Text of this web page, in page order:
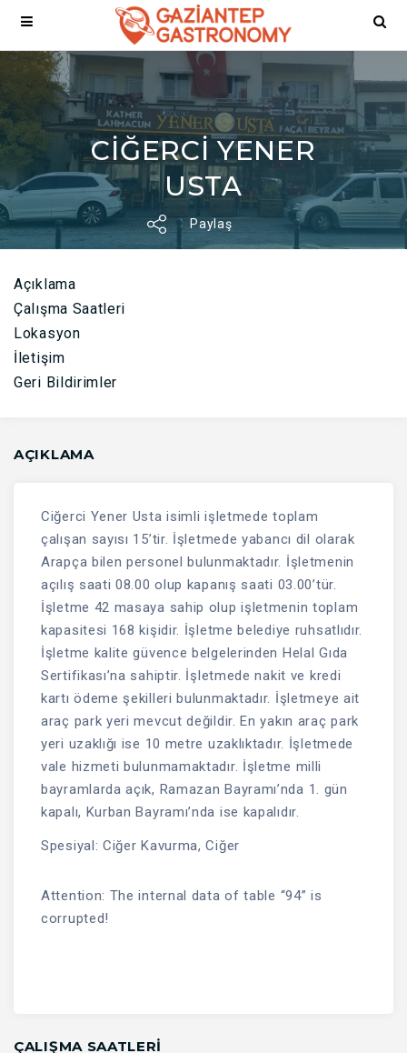
CİĞERCİ YENER
USTA
Paylaş
Açıklama
Çalışma Saatleri
Lokasyon
İletişim
Geri Bildirimler
AÇIKLAMA
Ciğerci Yener Usta isimli işletmede toplam
çalışan sayısı 15’tir. İşletmede yabancı dil olarak
Arapça bilen personel bulunmaktadır. İşletmenin
açılış saati 08.00 olup kapanış saati 03.00’tür.
İşletme 42 masaya sahip olup işletmenin toplam
kapasitesi 168 kişidir. İşletme belediye ruhsatlıdır.
İşletme kalite güvence belgelerinden Helal Gıda
Sertifikası’na sahiptir. İşletmede nakit ve kredi
kartı ödeme şekilleri bulunmaktadır. İşletmeye ait
araç park yeri mevcut değildir. En yakın araç park
yeri uzaklığı ise 10 metre uzaklıktadır. İşletmede
vale hizmeti bulunmamaktadır. İşletme milli
bayramlarda açık, Ramazan Bayramı’nda 1. gün
kapalı, Kurban Bayramı’nda ise kapalıdır.
Spesiyal: Ciğer Kavurma, Ciğer
Attention: The internal data of table “94” is
corrupted!
ÇALIŞMA SAATLERI